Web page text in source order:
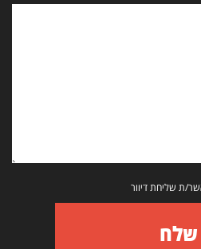
ת שליחת דיוור
שלח